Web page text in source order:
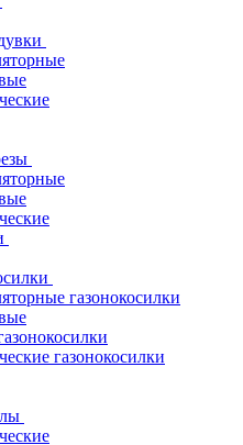
газонокосилки
газонокосилки